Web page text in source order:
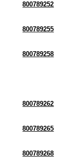
800789252
800789255
800789258
800789262
800789265
800789268